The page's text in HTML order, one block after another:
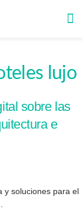
lujo
sobre las
e
y soluciones para el